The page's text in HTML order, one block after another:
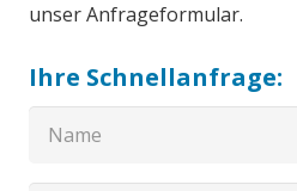
unser Anfrageformular.
Ihre Schnellanfrage: